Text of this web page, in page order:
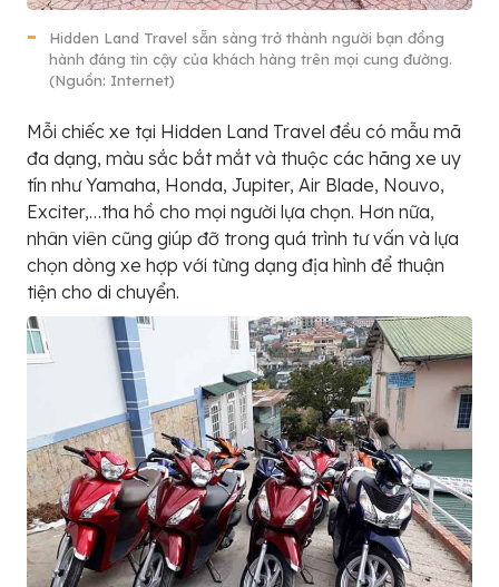
Hidden Land Travel sẵn sàng trở thành người bạn đồng
hành đáng tin cậy của khách hàng trên mọi cung đường.
(Nguồn: Internet)
Mỗi chiếc xe tại Hidden Land Travel đều có mẫu mã
đa dạng, màu sắc bắt mắt và thuộc các hãng xe uy
tín như Yamaha, Honda, Jupiter, Air Blade, Nouvo,
Exciter,…tha hồ cho mọi người lựa chọn. Hơn nữa,
nhân viên cũng giúp đỡ trong quá trình tư vấn và lựa
chọn dòng xe hợp với từng dạng địa hình để thuận
tiện cho di chuyển.